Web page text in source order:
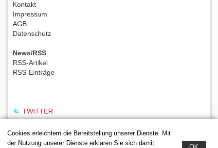
Cookies erleichtern die Bereitstellung unserer Dienste. Mit
der Nutzung unserer Dienste erklären Sie sich damit
OK
Kontakt
Impressum
AGB
Datenschutz
News/RSS
RSS-Artikel
RSS-Einträge
TWITTER